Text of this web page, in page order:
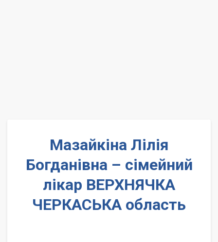
Мазайкіна Лілія
Богданівна – сімейний
лікар ВЕРХНЯЧКА
ЧЕРКАСЬКА область